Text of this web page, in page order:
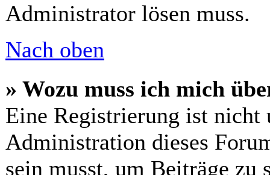
Administrator lösen muss.
Nach oben
» Wozu muss ich mich
Eine Registrierung ist
Administration dieses
sein musst, um Beiträge zu